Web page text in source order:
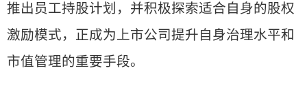
推出员工持股计划，并积极探索适合自身的股权
激励模式，正成为上市公司提升自身治理水平和
市值管理的重要手段。